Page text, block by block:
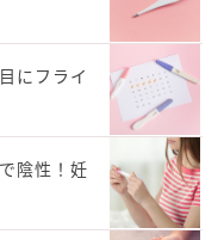
にフライ
陰性！妊